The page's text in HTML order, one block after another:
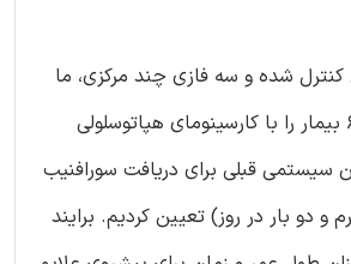
کنترل شده و سه فازی چند مرکزی، ما
به طور تصادفی 602 بیمار را با کارسینومای هپاتوسلولی
سیستمی قبلی برای دریافت سورافنیب
میلی گرم و دو بار در روز) تعیین کردیم. برایند